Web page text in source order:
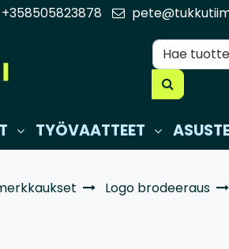
+358505823878
TYÖVAATTEET
Logo brodeeraus